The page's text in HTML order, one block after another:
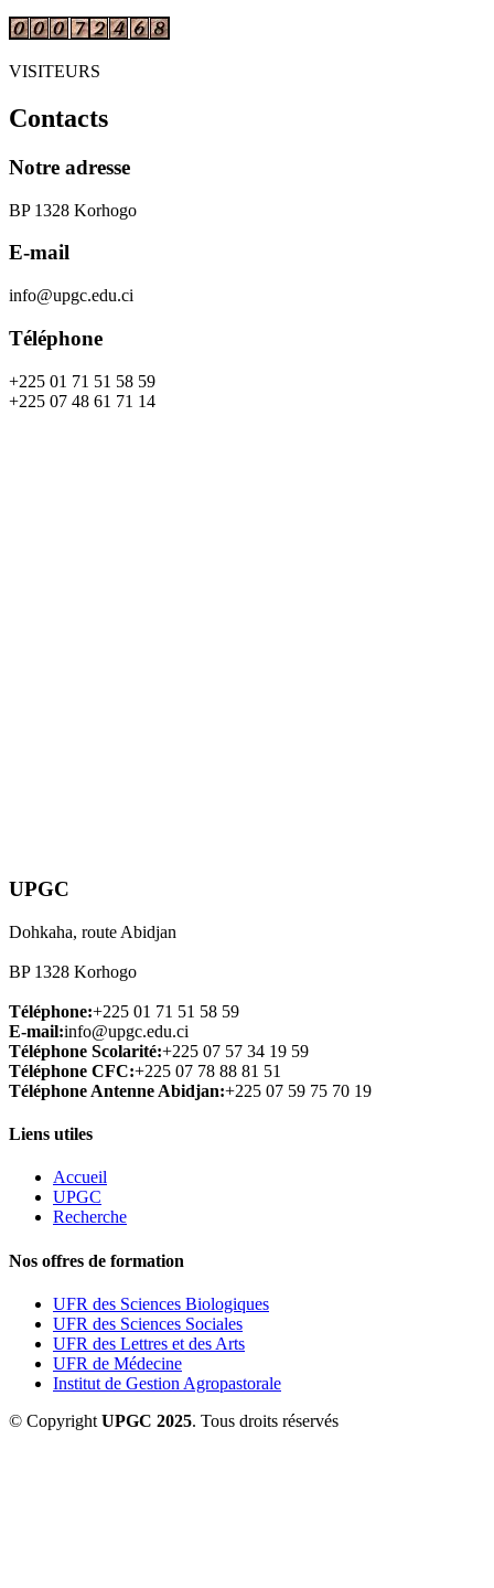
VISITEURS
Contacts
Notre adresse
BP 1328 Korhogo
E-mail
info@upgc.edu.ci
Téléphone
+225 01 71 51 58 59
+225 07 48 61 71 14
UPGC
Dohkaha, route Abidjan
BP 1328 Korhogo
Téléphone:+225 01 71 51 58 59
E-mail:info@upgc.edu.ci
Téléphone Scolarité:+225 07 57 34 19 59
Téléphone CFC:+225 07 78 88 81 51
Téléphone Antenne Abidjan:+225 07 59 75 70 19
Liens utiles
Accueil
UPGC
Recherche
Nos offres de formation
UFR des Sciences Biologiques
UFR des Sciences Sociales
UFR des Lettres et des Arts
UFR de Médecine
Institut de Gestion Agropastorale
© Copyright UPGC 2025. Tous droits réservés